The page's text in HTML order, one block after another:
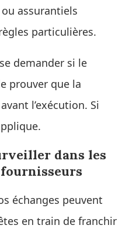
assurantiels
particulières.
demander si le
prouver que la
l’exécution. Si
dans les
fournisseurs
échanges peuvent
en train de franchir